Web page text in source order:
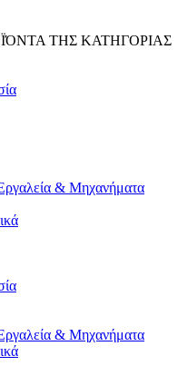
ΤΗΣ ΚΑΤΗΓΟΡΙΑΣ
& Μηχανήματα
& Μηχανήματα